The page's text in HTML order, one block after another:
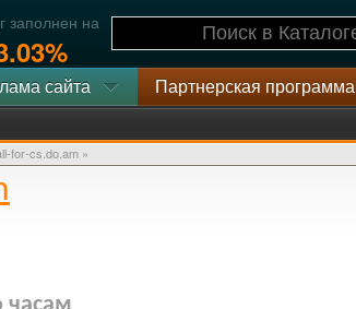
заполнен на
сайта Партнерская программа
for-cs.do.am »